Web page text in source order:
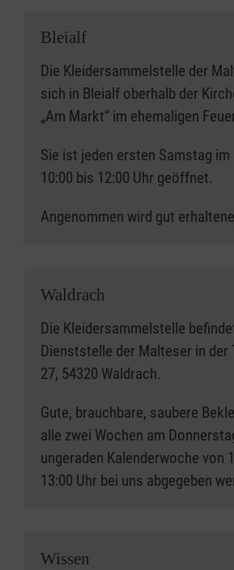
Wir bitten die Bevölkerung darum,
Beispielsweise mit Wandfarbe
oder gar einen ölverschmierten
auch auch weiterhin in den
Hören Sie gerne auch in
rein, in dem genau erläutert
Bleialf
Die Kleidersammelstelle der
sich in Bleialf oberhalb der
„Am Markt“ im ehemaligen
Sie ist jeden ersten Samstag
10:00 bis 12:00 Uhr geöffnet.
Angenommen wird gut
Waldrach
Die Kleidersammelstelle
Dienststelle der Malteser in der
27, 54320 Waldrach.
Gute, brauchbare, saubere
alle zwei Wochen am
ungeraden Kalenderwoche von
13:00 Uhr bei uns abgegeben
Wissen